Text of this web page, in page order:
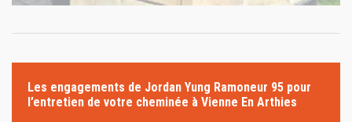
Les engagements de Jordan Yung Ramoneur 95 pour
l’entretien de votre cheminée à Vienne En Arthies